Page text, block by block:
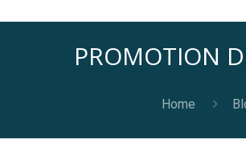
PROMOTION
Home